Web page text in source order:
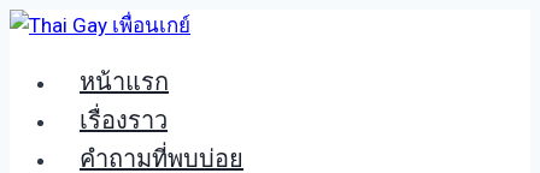
Skip
content หน้าแรก
เรื่องราว
คำถามที่พบบ่อย